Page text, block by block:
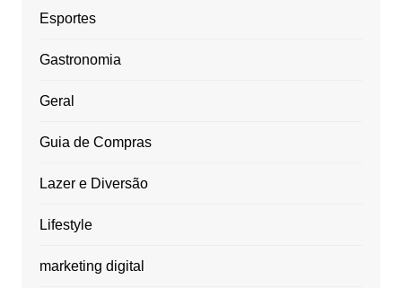
Esportes
Gastronomia
Geral
Guia de Compras
Lazer e Diversão
Lifestyle
marketing digital